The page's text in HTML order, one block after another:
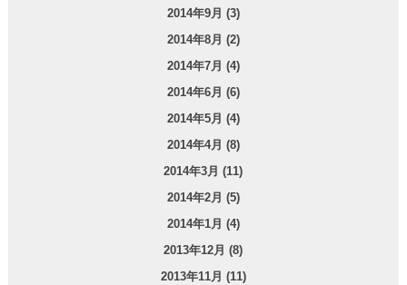
2014年9月 (3)
2014年8月 (2)
2014年7月 (4)
2014年6月 (6)
2014年5月 (4)
2014年4月 (8)
2014年3月 (11)
2014年2月 (5)
2014年1月 (4)
2013年12月 (8)
2013年11月 (11)